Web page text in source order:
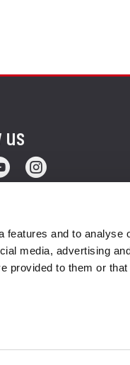
features and to analyse
media, advertising
provided to them or that
us